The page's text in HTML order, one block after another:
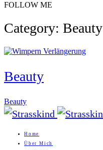
FOLLOW ME
Category: Beauty
Beauty
Beauty
Home
Über Mich